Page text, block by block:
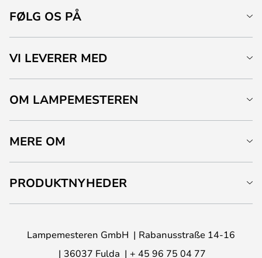
FØLG OS PÅ
VI LEVERER MED
OM LAMPEMESTEREN
MERE OM
PRODUKTNYHEDER
Lampemesteren GmbH
Rabanusstraße 14-16
36037 Fulda
+ 45 96 75 04 77